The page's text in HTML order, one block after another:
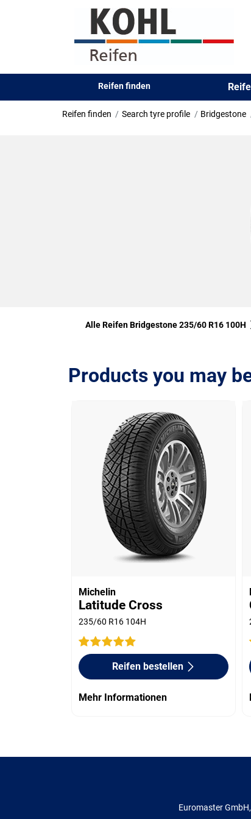
Reifen finden
Reifen finden Search tyre profile Bridgestone
Alle Reifen Bridgestone 235/60 R16 100H
Products you may
Michelin
Latitude Cross
235/60 R16 104H
Reifen bestellen
Mehr Informationen
Euromaster